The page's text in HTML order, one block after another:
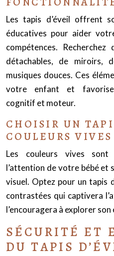
Les tapis d’éveil offrent
éducatives pour aider
compétences.
détachables, de miroirs,
musiques douces. Ces
votre enfant et
cognitif et moteur.
CHOISIR UN
COULEURS VIVES
Les couleurs vives
l’attention de votre bébé et
visuel. Optez pour un tapis
contrastées qui captivera
l’encouragera à explorer
SÉCURITÉ ET
DU TAPIS